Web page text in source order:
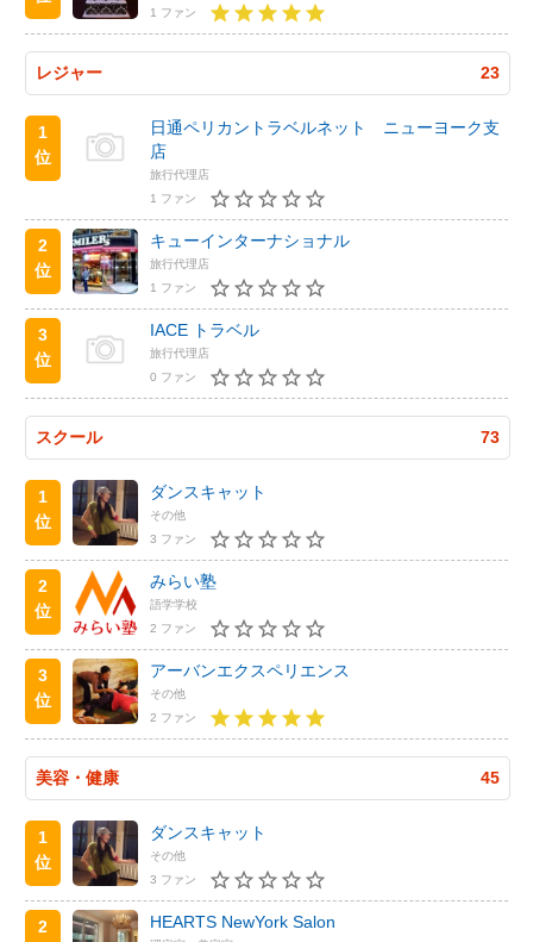
1 ファン
レジャー 23
1
位
日通ペリカントラベルネット ニューヨーク支
店
旅行代理店
1 ファン
2
位
キューインターナショナル
旅行代理店
1 ファン
3
位
IACE トラベル
旅行代理店
0 ファン
スクール 73
1
位
ダンスキャット
その他
3 ファン
2
位
みらい塾
語学学校
2 ファン
3
位
アーバンエクスペリエンス
その他
2 ファン
美容・健康 45
1
位
ダンスキャット
その他
3 ファン
2
HEARTS NewYork Salon